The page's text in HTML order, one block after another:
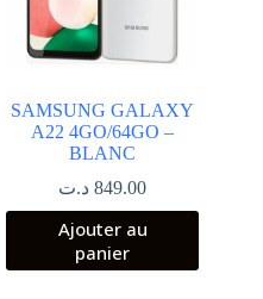
SAMSUNG GALAXY
A22 4GO/64GO –
BLANC
849.00 د.ت
Ajouter au
panier